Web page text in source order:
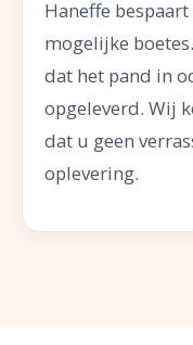
Haneffe
mogelijke
dat het pand in
opgeleverd. Wij
dat u geen
oplevering.